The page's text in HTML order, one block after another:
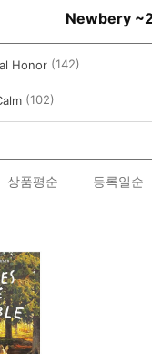
Newbery
Honor (142)
(102)
상품평순 등록일순